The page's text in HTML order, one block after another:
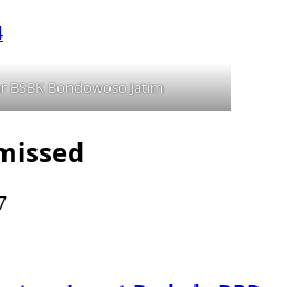
BSBK Bondowoso Jatim